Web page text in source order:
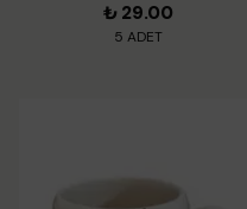
₺ 29.00
5 ADET